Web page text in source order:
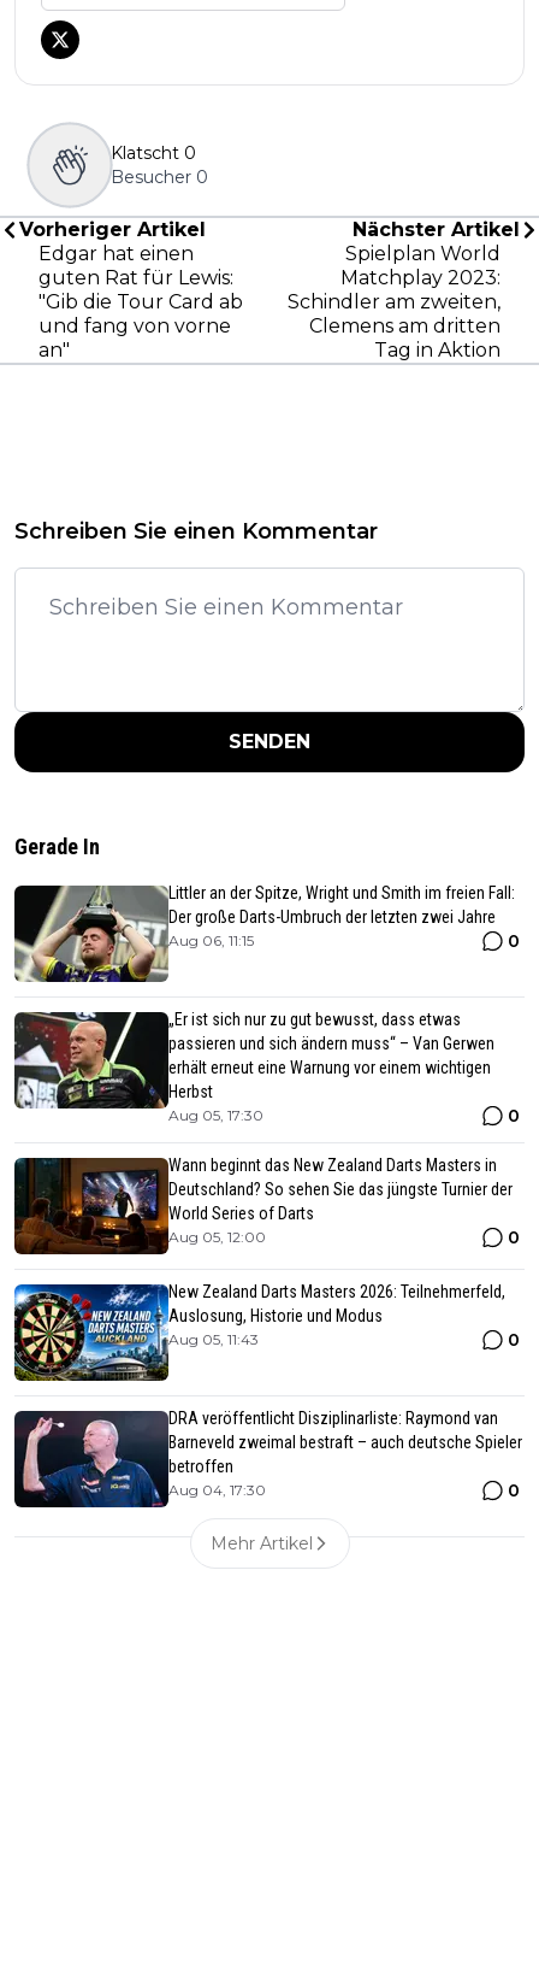
Klatscht 0
Besucher 0
Vorheriger Artikel
Edgar hat einen
guten Rat für Lewis:
"Gib die Tour Card ab
und fang von vorne
an"
Nächster Artikel
Spielplan World
Matchplay 2023:
Schindler am zweiten,
Clemens am dritten
Tag in Aktion
Schreiben Sie einen Kommentar
SENDEN
Gerade In
Littler an der Spitze, Wright und Smith im freien Fall:
Der große Darts-Umbruch der letzten zwei Jahre
Aug 06, 11:15 0
„Er ist sich nur zu gut bewusst, dass etwas
passieren und sich ändern muss“ – Van Gerwen
erhält erneut eine Warnung vor einem wichtigen
Herbst
Aug 05, 17:30 0
Wann beginnt das New Zealand Darts Masters in
Deutschland? So sehen Sie das jüngste Turnier der
World Series of Darts
Aug 05, 12:00 0
New Zealand Darts Masters 2026: Teilnehmerfeld,
Auslosung, Historie und Modus
Aug 05, 11:43 0
DRA veröffentlicht Disziplinarliste: Raymond van
Barneveld zweimal bestraft – auch deutsche Spieler
betroffen
Aug 04, 17:30 0
Mehr Artikel